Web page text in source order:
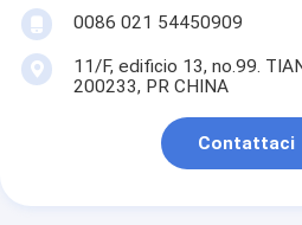
0086 021 54450909
11/F, edificio 13, no.99.
200233, PR CHINA
Contattaci